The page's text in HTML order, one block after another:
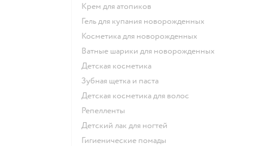
крем для атопиков
гель для купания новорожденных
косметика для новорожденных
ватные шарики для новорожденных
детская косметика
зубная щетка и паста
детская косметика для волос
репелленты
детский лак для ногтей
гигиенические помады